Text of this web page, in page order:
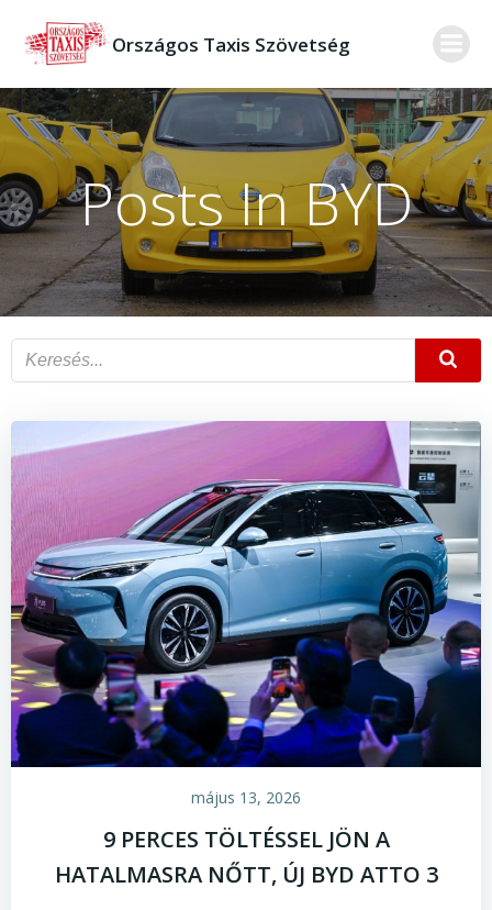
to
Országos Taxis Szövetség
Posts In BYD
május 13, 2026
9 PERCES TÖLTÉSSEL JÖN A
HATALMASRA NŐTT, ÚJ BYD ATTO 3